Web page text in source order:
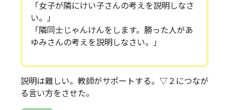
「女子が隣にけい子さんの考えを説明しなさ
い。」
「隣同士じゃんけんをします。勝った人があ
ゆみさんの考えを説明しなさい。」
説明は難しい。教師がサポートする。▽２につなが
る言い方をさせた。